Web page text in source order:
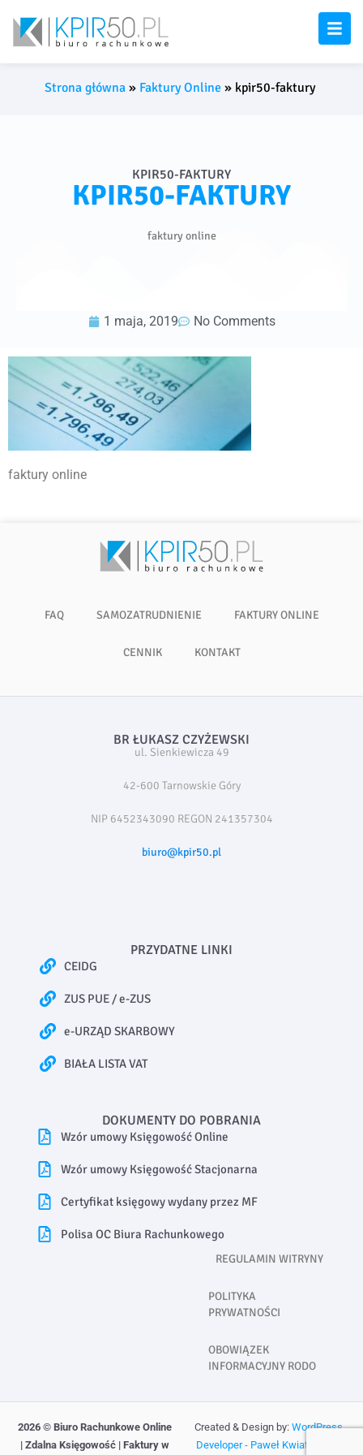
Strona główna » Faktury Online » kpir50-faktury
KPIR50-FAKTURY
KPIR50-FAKTURY
faktury online
1 maja, 2019 No Comments
faktury online
FAQ SAMOZATRUDNIENIE FAKTURY ONLINE
CENNIK KONTAKT
BR ŁUKASZ CZYŻEWSKI
ul. Sienkiewicza 49
42-600 Tarnowskie Góry
NIP 6452343090 REGON 241357304
biuro@kpir50.pl
PRZYDATNE LINKI
CEIDG
ZUS PUE / e-ZUS
e-URZĄD SKARBOWY
BIAŁA LISTA VAT
DOKUMENTY DO POBRANIA
Wzór umowy Księgowość Online
Wzór umowy Księgowość Stacjonarna
Certyfikat księgowy wydany przez MF
Polisa OC Biura Rachunkowego
REGULAMIN WITRYNY
POLITYKA
PRYWATNOŚCI
OBOWIĄZEK
INFORMACYJNY RODO
2026 © Biuro Rachunkowe Online
| Zdalna Księgowość | Faktury w
Created & Design by: WordPress
Developer - Paweł Kwiatkowski